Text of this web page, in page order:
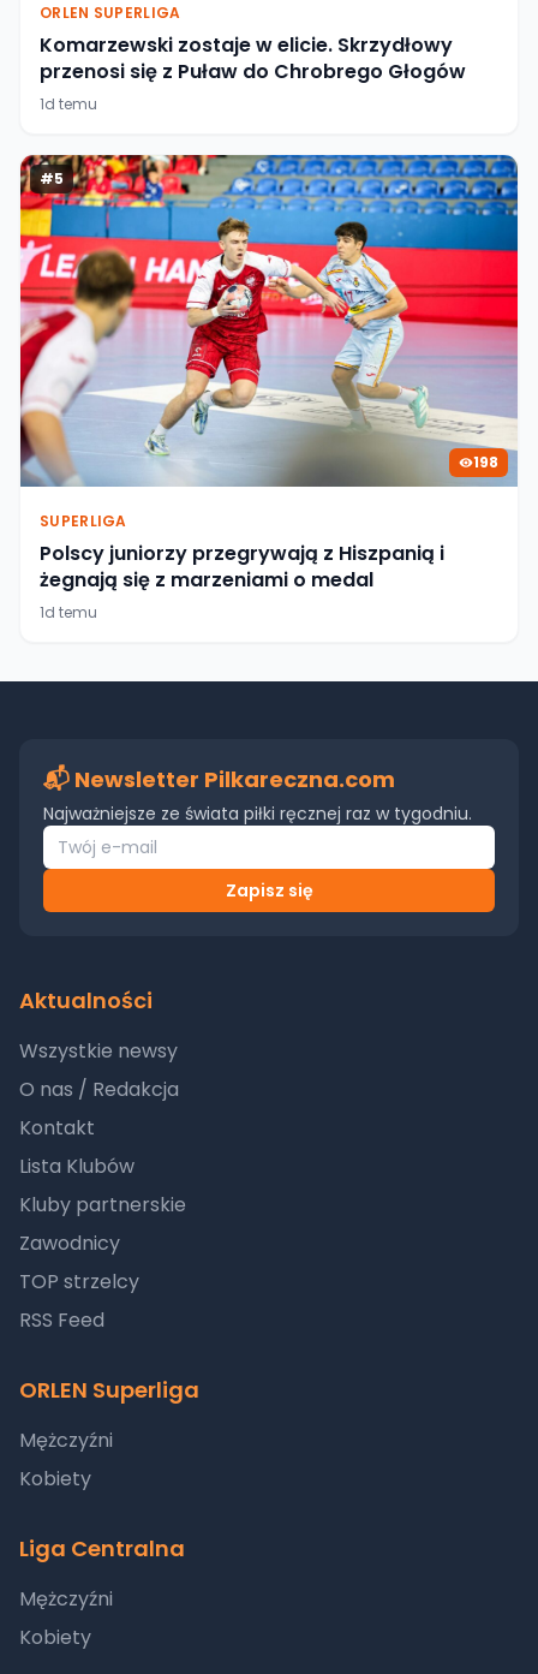
ORLEN SUPERLIGA
Komarzewski zostaje w elicie. Skrzydłowy
przenosi się z Puław do Chrobrego Głogów
1d temu
#5
198
SUPERLIGA
Polscy juniorzy przegrywają z Hiszpanią i
żegnają się z marzeniami o medal
1d temu
📬 Newsletter Pilkareczna.com
Najważniejsze ze świata piłki ręcznej raz w tygodniu.
Zapisz się
Aktualności
Wszystkie newsy
O nas / Redakcja
Kontakt
Lista Klubów
Kluby partnerskie
Zawodnicy
TOP strzelcy
RSS Feed
ORLEN Superliga
Mężczyźni
Kobiety
Liga Centralna
Mężczyźni
Kobiety